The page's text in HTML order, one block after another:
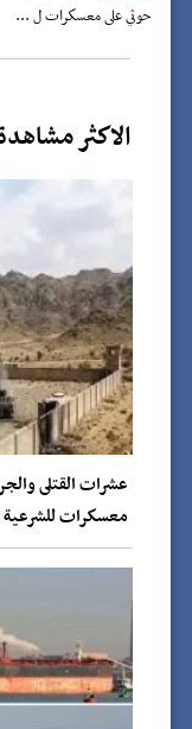
حوثي على معسكرات ل ...
الاكثر
عشرات القتلى
معسكرات للشرعية